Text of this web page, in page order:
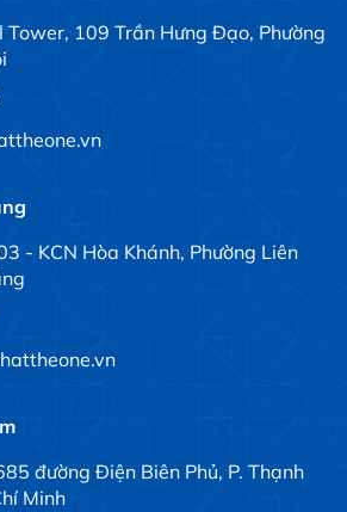
109 Trần Hưng Đạo, Phường
- KCN Hòa Khánh, Phường Liên
đường Điện Biên Phủ, P. Thạnh
Minh